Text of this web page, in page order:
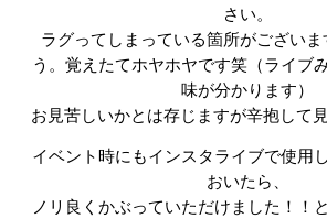
さい。
ラグってしまっている箇所がござい
う。覚えたてホヤホヤです笑（ライブ
味が分かります）
お見苦しいかとは存じますが辛抱して
イベント時にもインスタライブで使用
おいたら、
ノリ良くかぶっていただけました！！